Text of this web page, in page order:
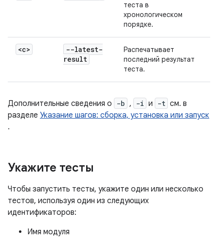
теста в
хронологическом
порядке.
<c>
--latest-
result
Распечатывает
последний результат
теста.
Дополнительные сведения о -b , -i и -t см. в
разделе Указание шагов: сборка, установка или запуск
.
Укажите тесты
Чтобы запустить тесты, укажите один или несколько
тестов, используя один из следующих
идентификаторов:
Имя модуля